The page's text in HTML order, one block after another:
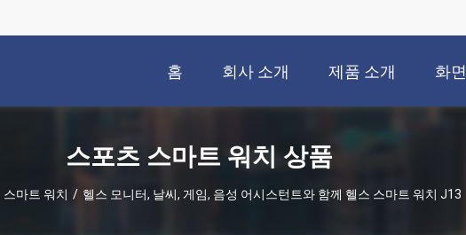
홈 회사 소개 제품 소개 화면
스포츠 스마트 워치 상품
마트 워치 / 헬스 모니터, 날씨, 게임, 음성 어시스턴트와 함께 헬스 스마트 워치 J13